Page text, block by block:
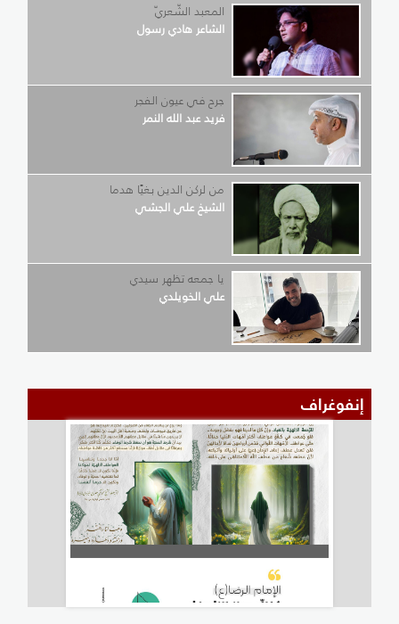
المعبد الشّعريّ
الشاعر هادي رسول
جرح في عيون الفجر
فريد عبد الله النمر
من لركن الدين بغيًا هدما
الشيخ علي الجشي
يا جمعه تظهر سيدي
علي الخويلدي
إنفوغراف